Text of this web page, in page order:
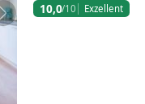
Weiter
10,0/10 Exzellent